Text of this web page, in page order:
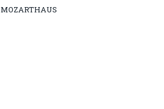
MOZARTHAUS